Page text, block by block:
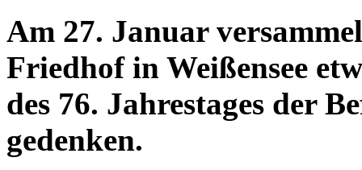
Am 27. Januar
Friedhof in Weißensee
des 76. Jahrestages der
gedenken.